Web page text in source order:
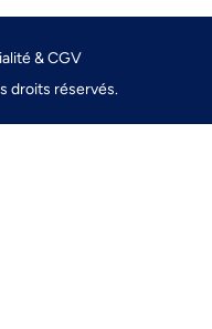
droits réservés.
& CGV